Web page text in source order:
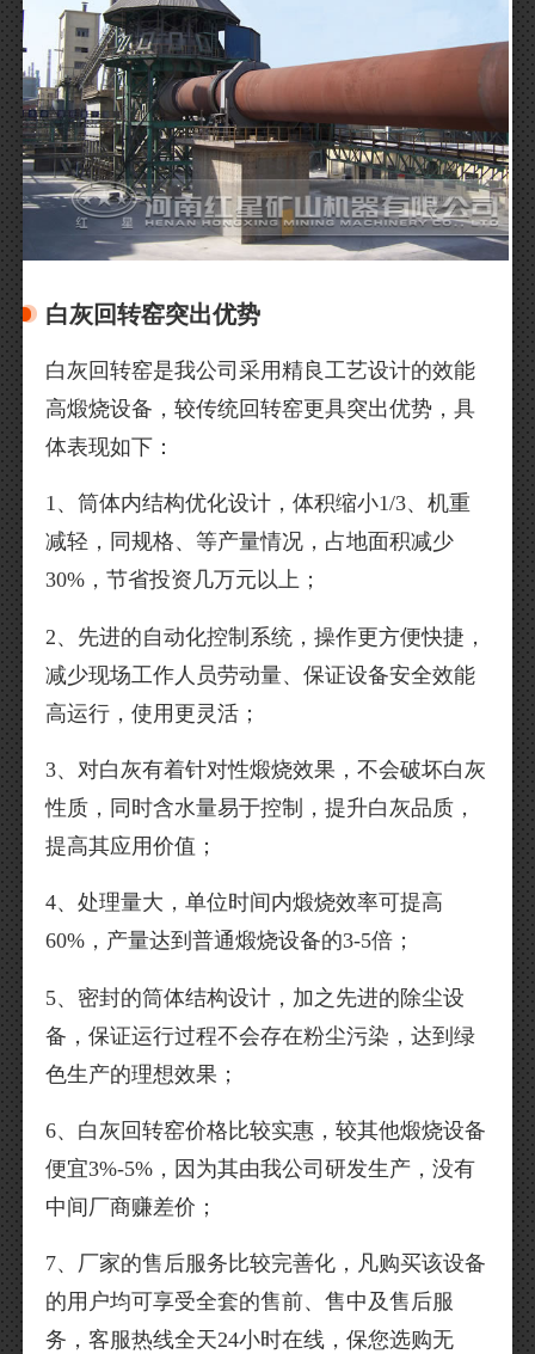
白灰回转窑突出优势
白灰回转窑是我公司采用精良工艺设计的效能
高煅烧设备，较传统回转窑更具突出优势，具
体表现如下：
1、筒体内结构优化设计，体积缩小1/3、机重
减轻，同规格、等产量情况，占地面积减少
30%，节省投资几万元以上；
2、先进的自动化控制系统，操作更方便快捷，
减少现场工作人员劳动量、保证设备安全效能
高运行，使用更灵活；
3、对白灰有着针对性煅烧效果，不会破坏白灰
性质，同时含水量易于控制，提升白灰品质，
提高其应用价值；
4、处理量大，单位时间内煅烧效率可提高
60%，产量达到普通煅烧设备的3-5倍；
5、密封的筒体结构设计，加之先进的除尘设
备，保证运行过程不会存在粉尘污染，达到绿
色生产的理想效果；
6、白灰回转窑价格比较实惠，较其他煅烧设备
便宜3%-5%，因为其由我公司研发生产，没有
中间厂商赚差价；
7、厂家的售后服务比较完善化，凡购买该设备
的用户均可享受全套的售前、售中及售后服
务，客服热线全天24小时在线，保您选购无